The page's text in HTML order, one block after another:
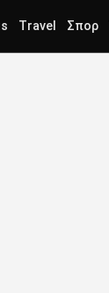
Travel Σπορ